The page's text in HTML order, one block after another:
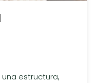
estructura,